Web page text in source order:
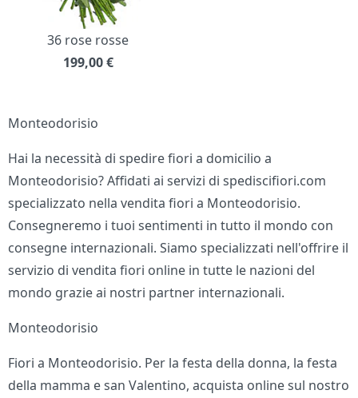
36 rose rosse
199,00 €
Monteodorisio
Hai la necessità di spedire fiori a domicilio a
Monteodorisio? Affidati ai servizi di spediscifiori.com
specializzato nella vendita fiori a Monteodorisio.
Consegneremo i tuoi sentimenti in tutto il mondo con
consegne internazionali. Siamo specializzati nell'offrire il
servizio di vendita fiori online in tutte le nazioni del
mondo grazie ai nostri partner internazionali.
Monteodorisio
Fiori a Monteodorisio. Per la festa della donna, la festa
della mamma e san Valentino, acquista online sul nostro